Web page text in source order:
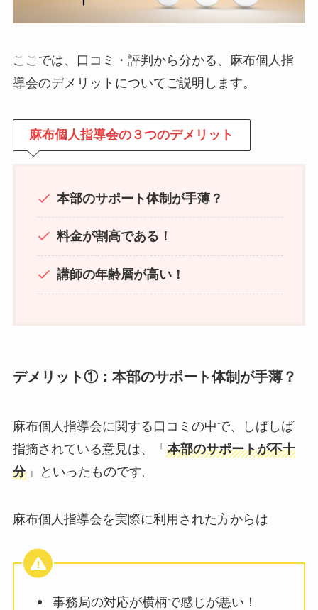
ここでは、口コミ・評判から分かる、麻布個人指
導会のデメリットについてご説明します。
麻布個人指導会の３つのデメリット
本部のサポート体制が手薄？
料金が割高である！
講師の年齢層が高い！
デメリット①：本部のサポート体制が手薄？
麻布個人指導会に関する口コミの中で、しばしば
指摘されている意見は、「 本部のサポートが不十
分」といったものです。
麻布個人指導会を実際に利用された方からは
事務局の対応が横柄で感じが悪い！